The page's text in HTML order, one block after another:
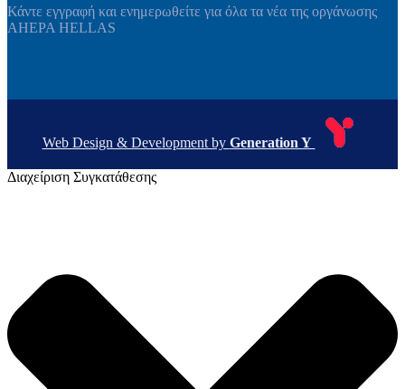
Κάντε εγγραφή και ενημερωθείτε για όλα τα νέα της οργάνωσης
AHEPA HELLAS
Web Design & Development by Generation Y
Διαχείριση Συγκατάθεσης